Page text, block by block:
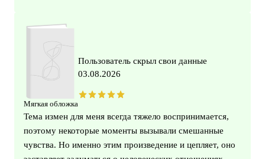
Мягкая обложка
Пользователь скрыл свои данные
03.08.2026
Тема измен для меня всегда тяжело воспринимается,
поэтому некоторые моменты вызывали смешанные
чувства. Но именно этим произведение и цепляет, оно